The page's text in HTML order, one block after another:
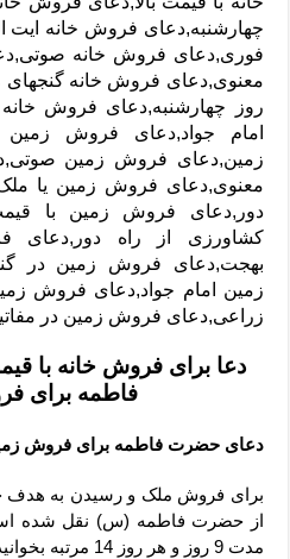
چهارشنبه,دعای فروش خانه ایت
فوری,دعای فروش خانه
معنوی,دعای فروش خانه گنجهای
روز چهارشنبه,دعای فروش
امام جواد,دعای فروش
زمین,دعای فروش زمین
معنوی,دعای فروش زمین یا
دور,دعای فروش زمین با
کشاورزی از راه دور,دعای
بهجت,دعای فروش زمین در
زمین امام جواد,دعای فروش
زراعی,دعای فروش زمین در
دعا برای فروش خانه با
فاطمه برای
دعای حضرت فاطمه برای فروش
برای فروش ملک و رسیدن به هدف
از حضرت فاطمه (س) نقل شده
مدت 9 روز و هر روز 14 مرتبه بخوانید: